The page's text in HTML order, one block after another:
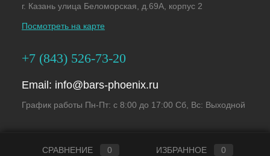
г. Казань улица Беломорская, д.69А, корпус 2
Посмотреть на карте
+7 (843) 526-73-20
Email: info@bars-phoenix.ru
График работы Пн-Пт: с 8:00 до 17:00 Сб, Вс: Выходной
СРАВНЕНИЕ 0 ИЗБРАННОЕ 0